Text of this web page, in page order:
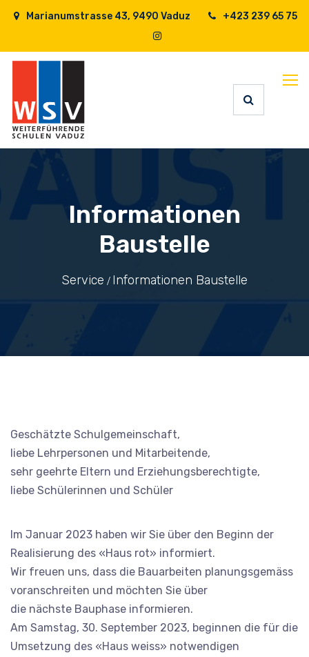
Marianumstrasse 43, 9490 Vaduz +423 239 65 75
Informationen
Baustelle
Service Informationen Baustelle
Geschätzte Schulgemeinschaft,
liebe Lehrpersonen und Mitarbeitende,
sehr geehrte Eltern und Erziehungsberechtigte,
liebe Schülerinnen und Schüler
Im Januar 2023 haben wir Sie über den Beginn der
Realisierung des «Haus rot» informiert.
Wir freuen uns, dass die Bauarbeiten planungsgemäss
voranschreiten und möchten Sie über
die nächste Bauphase informieren.
Am Samstag, 30. September 2023, beginnen die für die
Umsetzung des «Haus weiss» notwendigen